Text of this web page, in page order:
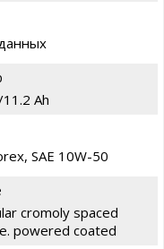
Ah
SAE 10W-50
cromoly spaced
powered coated